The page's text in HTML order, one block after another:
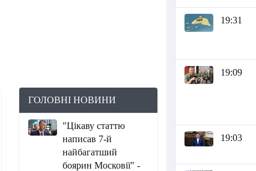
ГОЛОВНІ НОВИНИ
"Цікаву статтю
написав 7-й
найбагатший
боярин Московії" -
19:31
19:09
19:03